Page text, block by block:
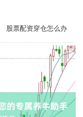
股票配资穿仓怎么办